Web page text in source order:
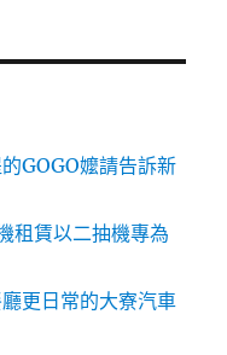
GOGO嬤請告訴新
租賃以二抽機專為
更日常的大寮汽車